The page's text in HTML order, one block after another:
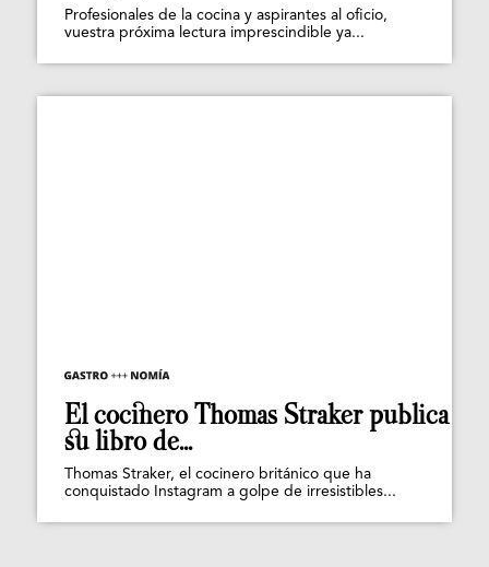
Profesionales de la cocina y aspirantes al oficio,
vuestra próxima lectura imprescindible ya...
El cocinero Thomas Straker publica
su libro de...
Thomas Straker, el cocinero británico que ha
conquistado Instagram a golpe de irresistibles...